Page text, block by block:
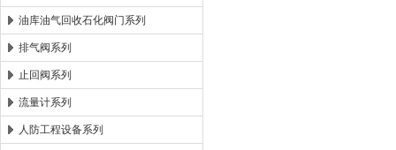
油库油气回收石化阀门系列
排气阀系列
止回阀系列
流量计系列
人防工程设备系列